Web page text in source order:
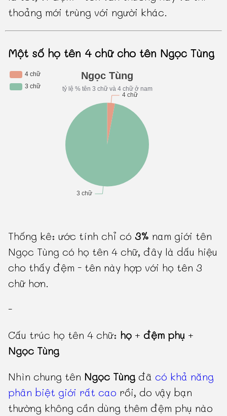
thoảng mới trùng với người khác.
Một số họ tên 4 chữ cho tên Ngọc Tùng
Thống kê: ước tính chỉ có 3% nam giới tên
Ngọc Tùng có họ tên 4 chữ, đây là dấu hiệu
cho thấy đệm - tên này hợp với họ tên 3
chữ hơn.
-
Cấu trúc họ tên 4 chữ: họ +đệm phụ +
Ngọc Tùng
Nhìn chung tên Ngọc Tùng đã có khả năng
phân biệt giới rất cao rồi, do vậy bạn
thường không cần dùng thêm đệm phụ nào